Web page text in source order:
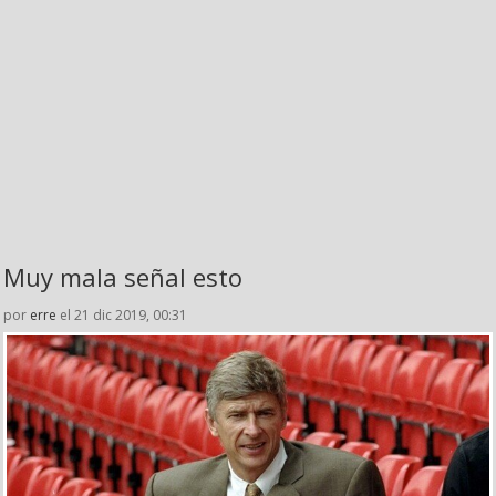
Muy mala señal esto
por erre el 21 dic 2019, 00:31